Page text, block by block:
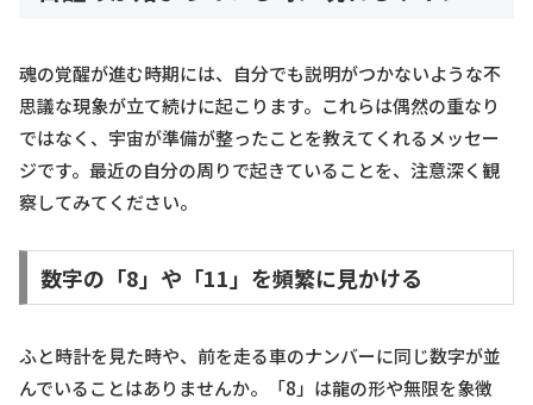
魂の覚醒が進む時期には、自分でも説明がつかないような不
思議な現象が立て続けに起こります。これらは偶然の重なり
ではなく、宇宙が準備が整ったことを教えてくれるメッセー
ジです。最近の自分の周りで起きていることを、注意深く観
察してみてください。
数字の「8」や「11」を頻繁に見かける
ふと時計を見た時や、前を走る車のナンバーに同じ数字が並
んでいることはありませんか。「8」は龍の形や無限を象徴